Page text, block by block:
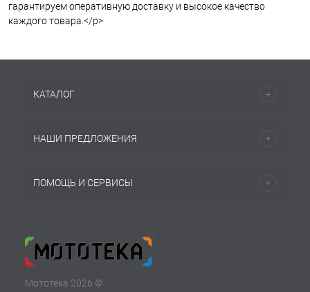
гарантируем оперативную доставку и высокое качество
каждого товара.</p>
КАТАЛОГ
НАШИ ПРЕДЛОЖЕНИЯ
ПОМОЩЬ И СЕРВИСЫ
Мототека 2026 ©